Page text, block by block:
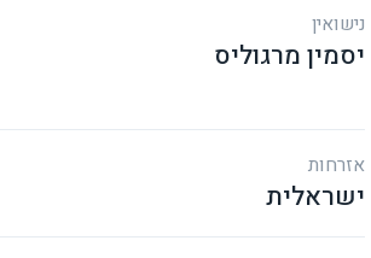
נישואין
יסמין מרגוליס
אזרחות
ישראלית